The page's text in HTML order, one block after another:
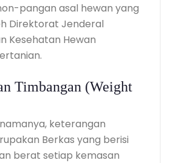
pangan asal hewan yang
Direktorat Jenderal
Kesehatan Hewan
Timbangan (Weight
keterangan
Berkas yang berisi
berat setiap kemasan